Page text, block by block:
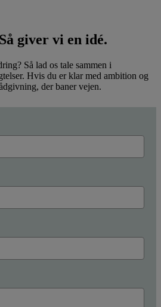
giver vi en idé.
Så lad os tale sammen i
Hvis du er klar med ambition og
der baner vejen.